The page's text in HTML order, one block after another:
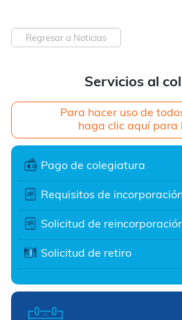
Servicios al
Para hacer uso de
haga clic aquí para
Pago de colegiatura
Requisitos de
Solicitud de
Solicitud de retiro
Regresar a Noticias